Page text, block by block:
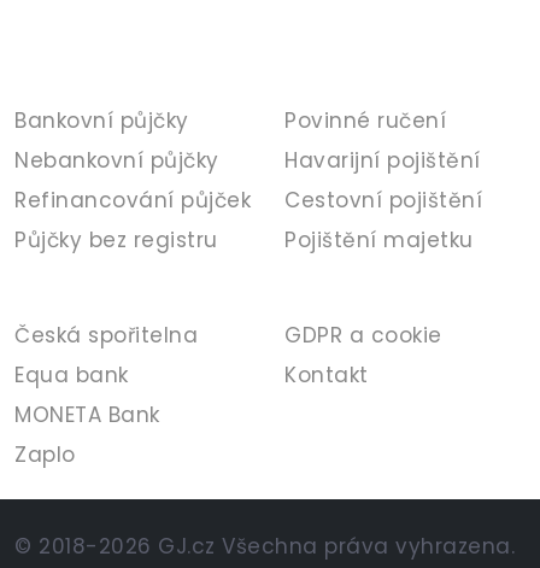
Bankovní půjčky
Nebankovní půjčky
Refinancování půjček
Půjčky bez registru
Povinné ručení
Havarijní pojištění
Cestovní pojištění
Pojištění majetku
Česká spořitelna
Equa bank
MONETA Bank
Zaplo
GDPR a cookie
Kontakt
© 2018-2026 GJ.cz Všechna práva vyhrazena.